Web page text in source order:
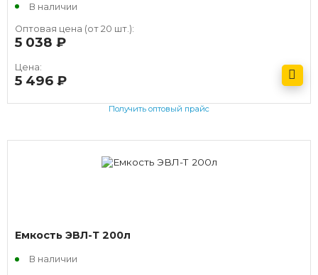
В наличии
Оптовая цена (от 20 шт.):
5 038
Цена:
5 496
Получить оптовый прайс
Емкость ЭВЛ-Т 200л
В наличии